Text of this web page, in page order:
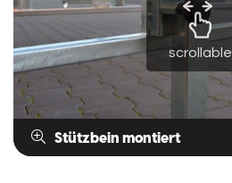
Stützbein montiert
scrollable